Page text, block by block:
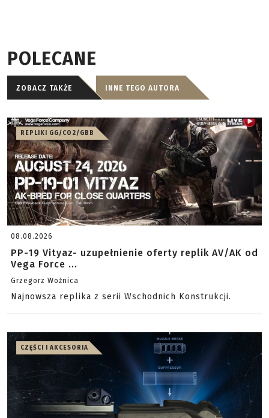
POLECANE
ZOBACZ TAKŻE INNE TEGO AUTORA
REPLIKI GG/CO2/GBB
08.08.2026
PP-19 Vityaz- uzupełnienie oferty replik AV/AK od
Vega Force ...
Grzegorz Woźnica
Najnowsza replika z serii Wschodnich Konstrukcji.
CZĘŚCI I AKCESORIA